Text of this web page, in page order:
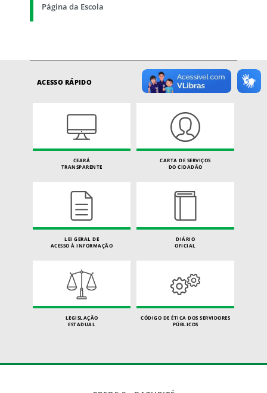
Página da Escola
ACESSO RÁPIDO
CEARÁ
TRANSPARENTE
CARTA DE SERVIÇOS
DO CIDADÃO
LEI GERAL DE
ACESSO À INFORMAÇÃO
DIÁRIO
OFICIAL
LEGISLAÇÃO
ESTADUAL
CÓDIGO DE ÉTICA DOS SERVIDORES
PÚBLICOS